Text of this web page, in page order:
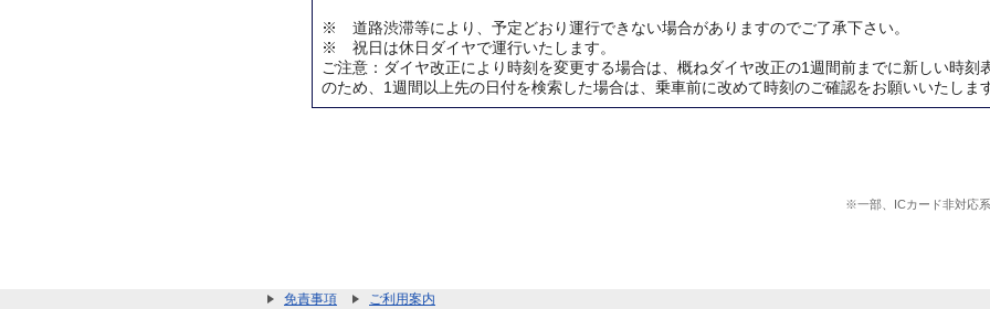
※ 道路渋滞等により、予定どおり運行できない場合がありますのでご了承下さい。
※ 祝日は休日ダイヤで運行いたします。
ご注意：ダイヤ改正により時刻を変更する場合は、概ねダイヤ改正の1週間前までに新しい時刻
のため、1週間以上先の日付を検索した場合は、乗車前に改めて時刻のご確認をお願いいたしま
※一部、ICカード非対応
免責事項 ご利用案内